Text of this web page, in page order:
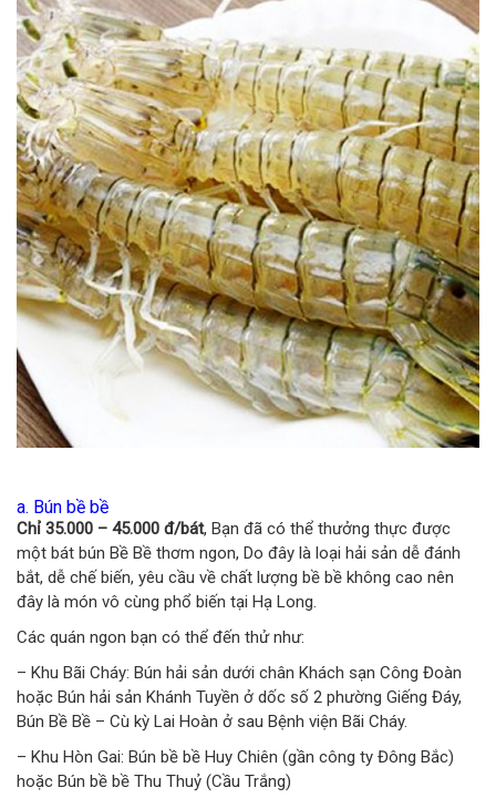
a. Bún bề bề
Chỉ 35.000 – 45.000 đ/bát, Bạn đã có thể thưởng thực được
một bát bún Bề Bề thơm ngon, Do đây là loại hải sản dễ đánh
bắt, dễ chế biến, yêu cầu về chất lượng bề bề không cao nên
đây là món vô cùng phổ biến tại Hạ Long.
Các quán ngon bạn có thể đến thử như:
– Khu Bãi Cháy: Bún hải sản dưới chân Khách sạn Công Đoàn
hoặc Bún hải sản Khánh Tuyền ở dốc số 2 phường Giếng Đáy,
Bún Bề Bề – Cù kỳ Lai Hoàn ở sau Bệnh viện Bãi Cháy.
– Khu Hòn Gai: Bún bề bề Huy Chiên (gần công ty Đông Bắc)
hoặc Bún bề bề Thu Thuỷ (Cầu Trắng)